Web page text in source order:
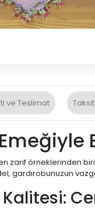
ve Teslimat
zarif örneklerinden
gardırobunuzun